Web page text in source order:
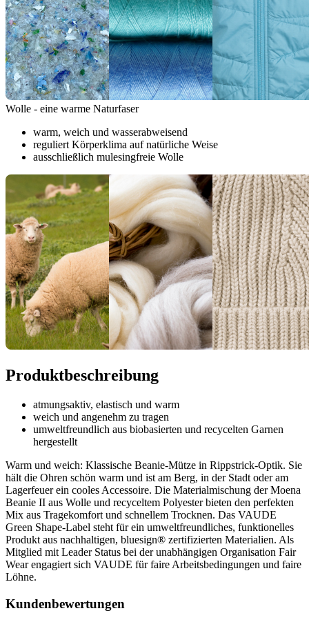
Wolle - eine warme Naturfaser
warm, weich und wasserabweisend
reguliert Körperklima auf natürliche Weise
ausschließlich mulesingfreie Wolle
Produktbeschreibung
atmungsaktiv, elastisch und warm
weich und angenehm zu tragen
umweltfreundlich aus biobasierten und recycelten Garnen
hergestellt
Warm und weich: Klassische Beanie-Mütze in Rippstrick-Optik. Sie
hält die Ohren schön warm und ist am Berg, in der Stadt oder am
Lagerfeuer ein cooles Accessoire. Die Materialmischung der Moena
Beanie II aus Wolle und recyceltem Polyester bieten den perfekten
Mix aus Tragekomfort und schnellem Trocknen. Das VAUDE
Green Shape-Label steht für ein umweltfreundliches, funktionelles
Produkt aus nachhaltigen, bluesign® zertifizierten Materialien. Als
Mitglied mit Leader Status bei der unabhängigen Organisation Fair
Wear engagiert sich VAUDE für faire Arbeitsbedingungen und faire
Löhne.
Kundenbewertungen